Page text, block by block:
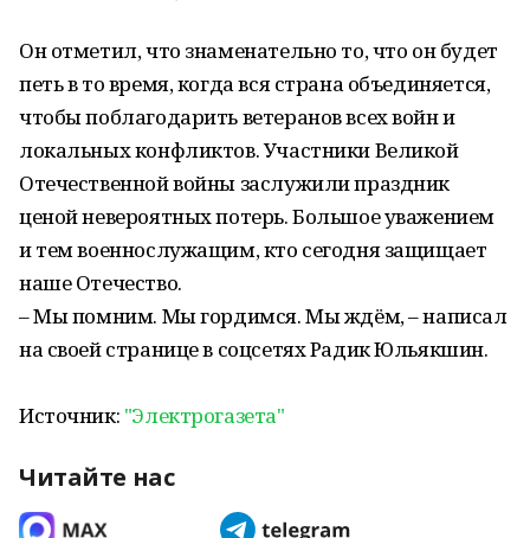
Он отметил, что знаменательно то, что он будет
петь в то время, когда вся страна объединяется,
чтобы поблагодарить ветеранов всех войн и
локальных конфликтов. Участники Великой
Отечественной войны заслужили праздник
ценой невероятных потерь. Большое уважением
и тем военнослужащим, кто сегодня защищает
наше Отечество.
– Мы помним. Мы гордимся. Мы ждём, – написал
на своей странице в соцсетях Радик Юльякшин.
Источник: "Электрогазета"
Читайте нас